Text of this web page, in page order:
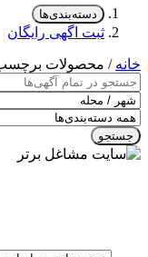
دسته‌بندی‌ها
ثبت اگهی رایگان
خانه / محصولات برچسب
جستجو